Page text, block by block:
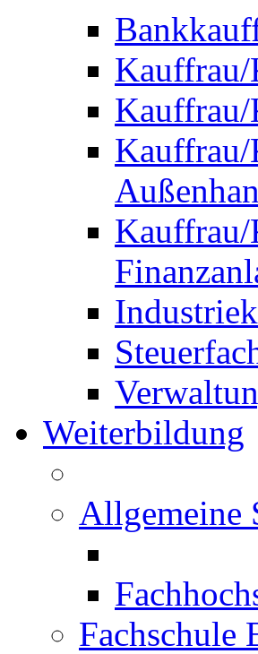
Kauffrau/
Kauffrau/
Kauffrau/
Weiterbildung
Allgemeine
Fachschule